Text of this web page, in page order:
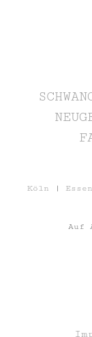
Köln | Essen
Auf